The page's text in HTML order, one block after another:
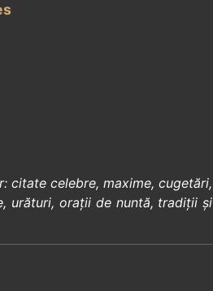
: citate celebre, maxime,cugetări,
, urături, orații de nuntă, tradiții și